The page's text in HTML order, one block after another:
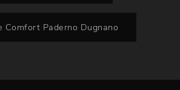
Comfort Paderno Dugnano